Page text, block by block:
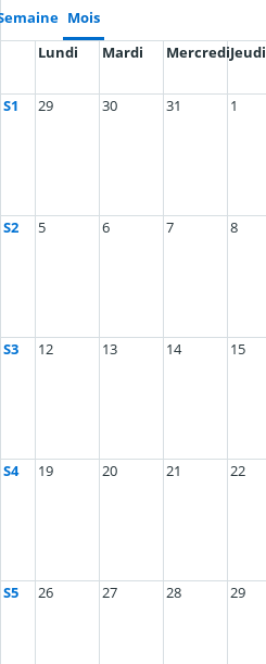
Mois
Lundi
Mardi MercrediJeudi
S1 29 30 31 1
S2 5 6 7 8
S3 12 13 14 15
S4 19 20 21 22
S5 26 27 28 29